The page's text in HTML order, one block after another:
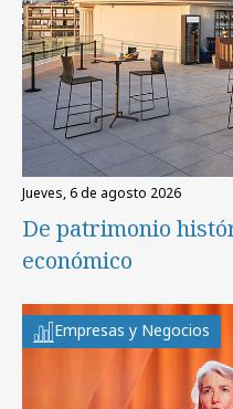
jueves, 6 de agosto 2026
De patrimonio
económico
Empresas y Negocios